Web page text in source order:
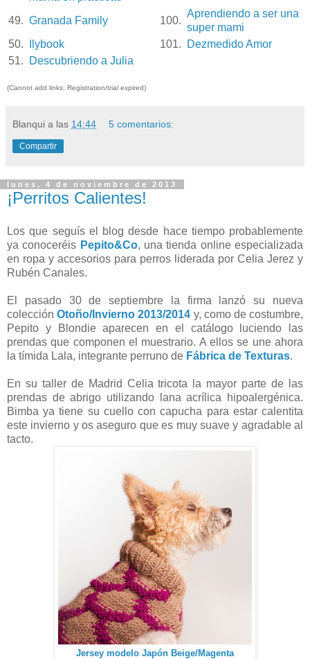
49. Granada Family 100.
Aprendiendo a ser una
super mami
50.
Ilybook 101.
Dezmedido Amor
51.
Descubriendo a Julia
(Cannot add links: Registration/trial expired)
Blanqui a las 14:44 5 comentarios:
Compartir
lunes, 4 de noviembre de 2013
¡Perritos Calientes!
Los que seguís el blog desde hace tiempo probablemente
ya conoceréis Pepito&Co, una tienda online especializada
en ropa y accesorios para perros liderada por Celia Jerez y
Rubén Canales.
El pasado 30 de septiembre la firma lanzó su nueva
colecciónOtoño/Invierno 2013/2014 y, como de costumbre,
Pepito y Blondie aparecen en el catálogo luciendo las
prendas que componen el muestrario. A ellos se une ahora
la tímida Lala, integrante perruno de Fábrica de Texturas.
En su taller de Madrid Celia tricota la mayor parte de las
prendas de abrigo utilizando lana acrílica hipoalergénica.
Bimba ya tiene su cuello con capucha para estar calentita
este invierno y os aseguro que es muy suave y agradable al
tacto.
Jersey modelo Japón Beige/Magenta